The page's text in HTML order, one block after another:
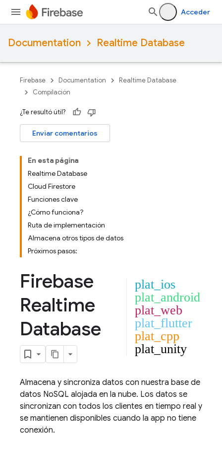
Acceder
Documentation Realtime Database
Firebase Documentation
Realtime Database
Compilación
¿Te resultó útil?
Enviar comentarios
En esta página
Realtime Database
Cloud Firestore
Funciones clave
¿Cómo funciona?
Ruta de implementación
Almacena otros tipos de datos
Próximos pasos:
Firebase
Realtime
Database
plat_ios
plat_android
plat_web
plat_flutter
plat_cpp
plat_unity
Almacena y sincroniza datos con nuestra base de
datos NoSQL alojada en la nube. Los datos se
sincronizan con todos los clientes en tiempo real y
se mantienen disponibles cuando la app no tiene
conexión.